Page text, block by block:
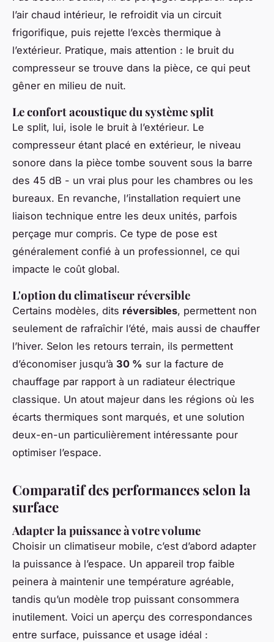
l’air chaud intérieur, le refroidit via un circuit
frigorifique, puis rejette l’excès thermique à
l’extérieur. Pratique, mais attention : le bruit du
compresseur se trouve dans la pièce, ce qui peut
gêner en milieu de nuit.
Le confort acoustique du système split
Le split, lui, isole le bruit à l’extérieur. Le
compresseur étant placé en extérieur, le niveau
sonore dans la pièce tombe souvent sous la barre
des 45 dB - un vrai plus pour les chambres ou les
bureaux. En revanche, l’installation requiert une
liaison technique entre les deux unités, parfois
perçage mur compris. Ce type de pose est
généralement confié à un professionnel, ce qui
impacte le coût global.
L'option du climatiseur réversible
Certains modèles, dits réversibles, permettent non
seulement de rafraîchir l’été, mais aussi de chauffer
l’hiver. Selon les retours terrain, ils permettent
d’économiser jusqu’à 30 % sur la facture de
chauffage par rapport à un radiateur électrique
classique. Un atout majeur dans les régions où les
écarts thermiques sont marqués, et une solution
deux-en-un particulièrement intéressante pour
optimiser l’espace.
Comparatif des performances selon la
surface
Adapter la puissance à votre volume
Choisir un climatiseur mobile, c’est d’abord adapter
la puissance à l’espace. Un appareil trop faible
peinera à maintenir une température agréable,
tandis qu’un modèle trop puissant consommera
inutilement. Voici un aperçu des correspondances
entre surface, puissance et usage idéal :